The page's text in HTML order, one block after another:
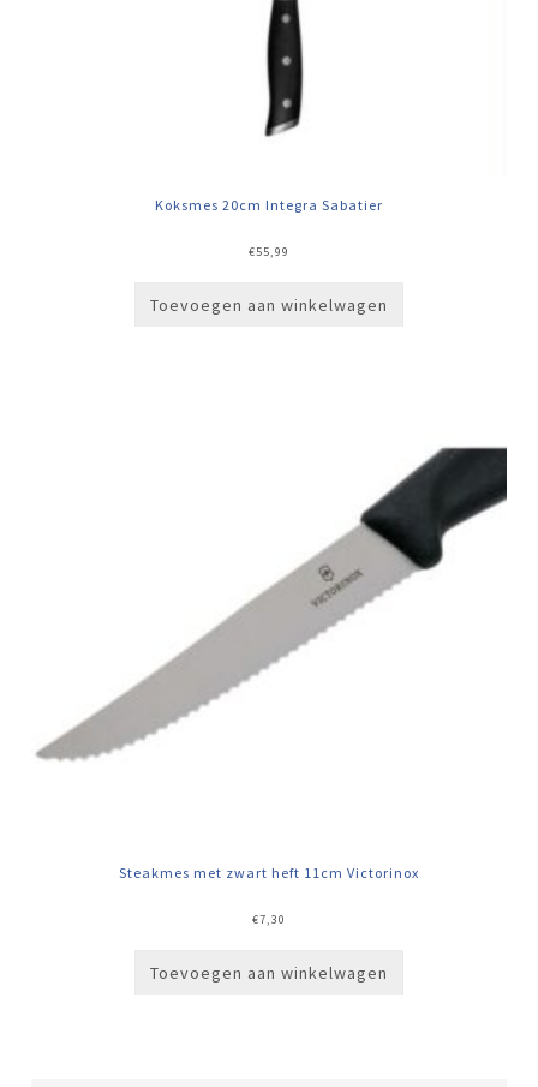
Koksmes 20cm Integra Sabatier
€55,99
Toevoegen aan winkelwagen
Steakmes met zwart heft 11cm Victorinox
€7,30
Toevoegen aan winkelwagen